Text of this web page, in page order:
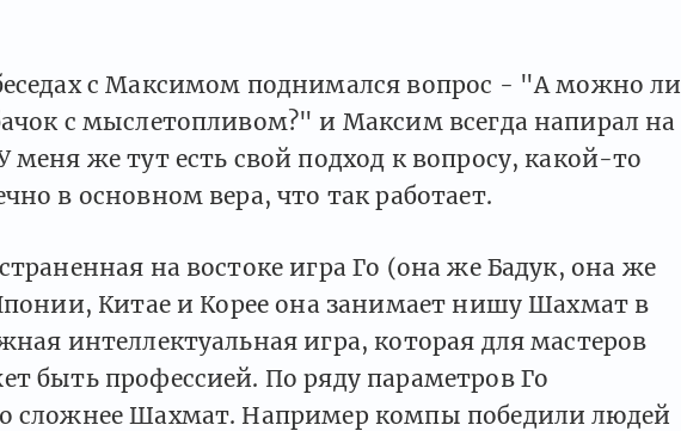
с Максимом поднимался вопрос - "А можно ли
с мыслетопливом?" и Максим всегда напирал на
же тут есть свой подход к вопросу, какой-то
в основном вера, что так работает.
на востоке игра Го (она же Бадук, она же
Китае и Корее она занимает нишу Шахмат в
интеллектуальная игра, которая для мастеров
быть профессией. По ряду параметров Го
сложнее Шахмат. Например компы победили людей